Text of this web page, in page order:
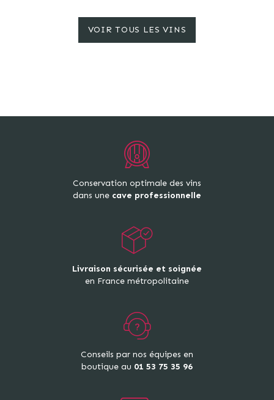
VOIR TOUS LES VINS
Conservation optimale des vins
dans une cave professionnelle
Livraison sécurisée et soignée
en France métropolitaine
Conseils par nos équipes en
boutique au 01 53 75 35 96